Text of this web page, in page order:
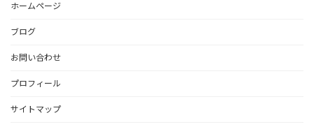
ホームページ
ブログ
お問い合わせ
プロフィール
サイトマップ